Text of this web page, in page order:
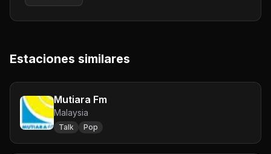
Estaciones similares
Mutiara Fm
Malaysia
Talk Pop